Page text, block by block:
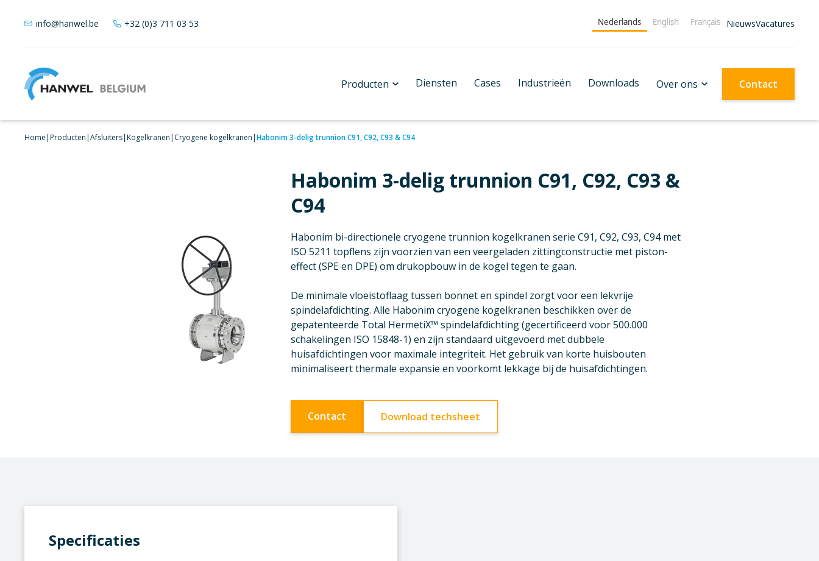
info@hanwel.be +32 (0)3 711 03 53 Nederlands English Français NieuwsVacatures
Producten Diensten Cases Industrieën Downloads Over ons Contact
Home|Producten|Afsluiters|Kogelkranen| Cryogene kogelkranen|Habonim 3-delig trunnion C91, C92, C93 & C94
Habonim 3-delig trunnion C91, C92, C93 &
C94
Habonim bi-directionele cryogene trunnion kogelkranen serie C91, C92, C93, C94 met
ISO 5211 topflens zijn voorzien van een veergeladen zittingconstructie met piston-
effect (SPE en DPE) om drukopbouw in de kogel tegen te gaan.
De minimale vloeistoflaag tussen bonnet en spindel zorgt voor een lekvrije
spindelafdichting. Alle Habonim cryogene kogelkranen beschikken over de
gepatenteerde Total HermetiX™ spindelafdichting (gecertificeerd voor 500.000
schakelingen ISO 15848-1) en zijn standaard uitgevoerd met dubbele
huisafdichtingen voor maximale integriteit. Het gebruik van korte huisbouten
minimaliseert thermale expansie en voorkomt lekkage bij de huisafdichtingen.
Contact Download techsheet
Specificaties